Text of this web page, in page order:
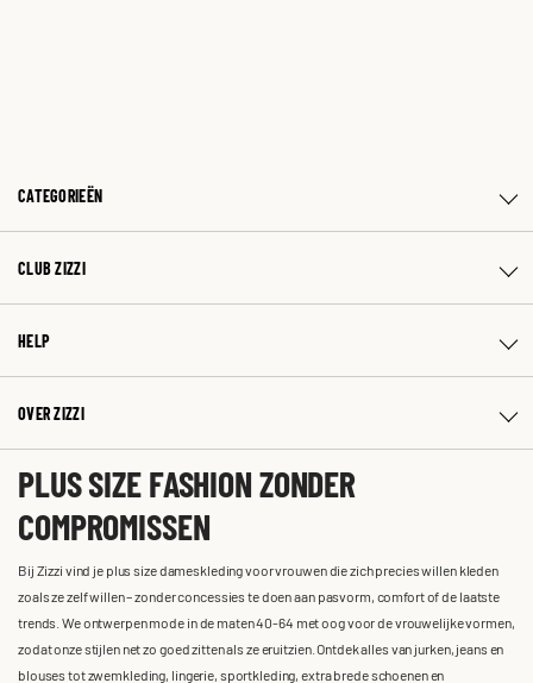
CATEGORIEËN
CLUB ZIZZI
HELP
OVER ZIZZI
PLUS SIZE FASHION ZONDER
COMPROMISSEN
Bij Zizzi vind je plus size dameskleding voor vrouwen die zich precies willen kleden
zoals ze zelf willen – zonder concessies te doen aan pasvorm, comfort of de laatste
trends. We ontwerpen mode in de maten 40-64 met oog voor de vrouwelijke vormen,
zodat onze stijlen net zo goed zitten als ze eruitzien. Ontdek alles van jurken, jeans en
blouses tot zwemkleding, lingerie, sportkleding, extra brede schoenen en